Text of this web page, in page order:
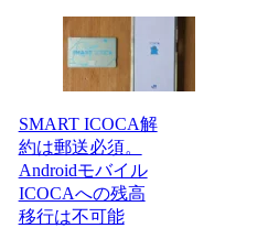
SMART ICOCA解
約は郵送必須。
Androidモバイル
ICOCAへの残高
移行は不可能